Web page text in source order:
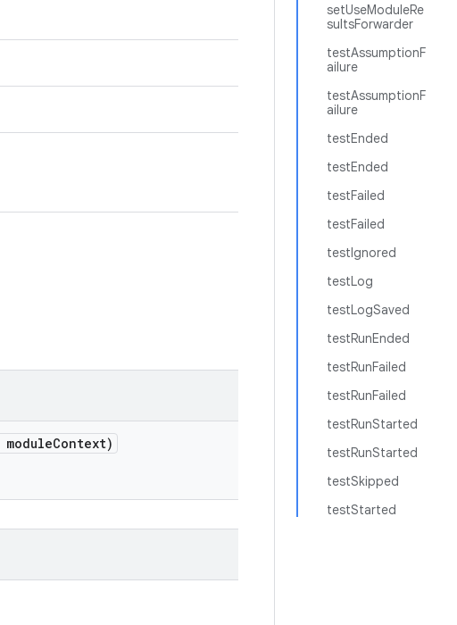
setUseModuleRe
sultsForwarder
testAssumptionF
ailure
testAssumptionF
ailure
testEnded
testEnded
testFailed
testFailed
testIgnored
testLog
testLogSaved
testRunEnded
testRunFailed
testRunFailed
testRunStarted
testRunStarted
testSkipped
testStarted
moduleContext)